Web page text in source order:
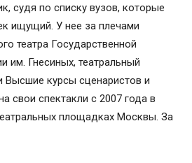
судя по списку вузов, которые
ищущий. У нее за плечами
театра Государственной
им. Гнесиных, театральный
Высшие курсы сценаристов и
свои спектакли с 2007 года в
площадках Москвы. За